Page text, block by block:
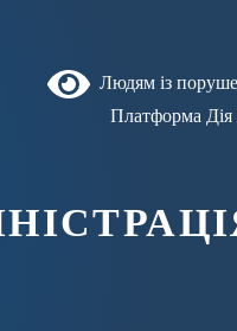
Людям із
Платформа Дія